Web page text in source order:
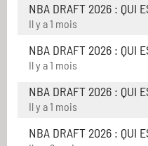
NBA DRAFT 2026 : QUI
Il y a 1 mois
NBA DRAFT 2026 : QUI
Il y a 1 mois
NBA DRAFT 2026 : QUI
Il y a 1 mois
NBA DRAFT 2026 : QUI